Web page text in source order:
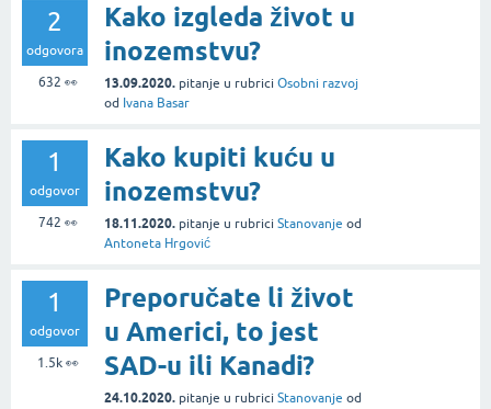
2
odgovora
632 👀
Kako izgleda život u
inozemstvu?
13.09.2020. pitanje u rubrici Osobni razvoj
od Ivana Basar
1
odgovor
742 👀
Kako kupiti kuću u
inozemstvu?
18.11.2020. pitanje u rubrici Stanovanje od
Antoneta Hrgović
1
odgovor
1.5k👀
Preporučate li život
u Americi, to jest
SAD-u ili Kanadi?
24.10.2020. pitanje u rubrici Stanovanje od